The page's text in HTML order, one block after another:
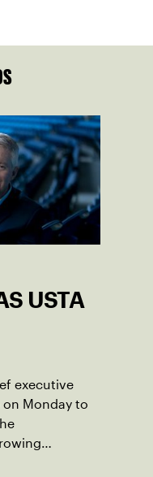
USTA
executive
Monday to